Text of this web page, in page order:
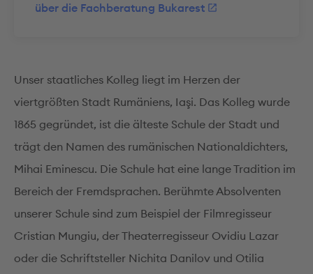
über die Fachberatung Bukarest
Unser staatliches Kolleg liegt im Herzen der
viertgrößten Stadt Rumäniens, Iaşi. Das Kolleg wurde
1865 gegründet, ist die älteste Schule der Stadt und
trägt den Namen des rumänischen Nationaldichters,
Mihai Eminescu. Die Schule hat eine lange Tradition im
Bereich der Fremdsprachen. Berühmte Absolventen
unserer Schule sind zum Beispiel der Filmregisseur
Cristian Mungiu, der Theaterregisseur Ovidiu Lazar
oder die Schriftsteller Nichita Danilov und Otilia